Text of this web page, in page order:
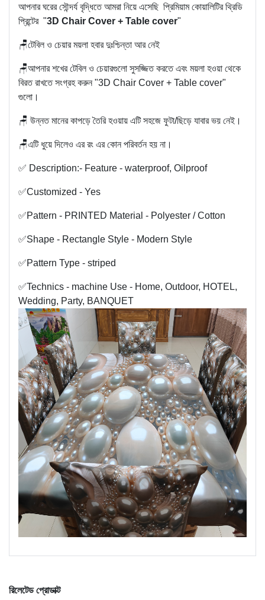
আপনার ঘরের সৌন্দর্য বৃদ্ধিতে আমরা নিয়ে এসেছি প্রিমিয়াম কোয়ালিটির থ্রিডি
প্রিন্টের "3D Chair Cover + Table cover"
🪑টেবিল ও চেয়ার ময়লা হবার দুঃশ্চিন্তা আর নেই
🪑আপনার শখের টেবিল ও চেয়ারগুলো সুসজ্জিত করতে এবং ময়লা হওয়া থেকে
বিরত রাখতে সংগ্রহ করুন "3D Chair Cover + Table cover"
গুলো।
🪑 উন্নত মানের কাপড়ে তৈরি হওয়ায় এটি সহজে ফুটা/ছিড়ে যাবার ভয় নেই।
🪑এটি ধুয়ে দিলেও এর রং এর কোন পরিবর্তন হয় না।
✅ Description:- Feature - waterproof, Oilproof
✅Customized - Yes
✅Pattern - PRINTED Material - Polyester / Cotton
✅Shape - Rectangle Style - Modern Style
✅Pattern Type - striped
✅Technics - machine Use - Home, Outdoor, HOTEL,
Wedding, Party, BANQUET
রিলেটেড প্রোডাক্ট